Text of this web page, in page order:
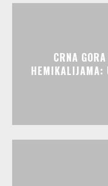
CRNA
HEMIKALIJAMA: